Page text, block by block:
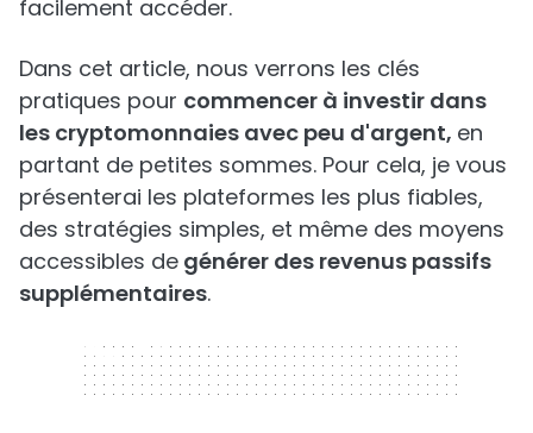
facilement accéder.
Dans cet article, nous verrons les clés
pratiques pour commencer à investir dans
les cryptomonnaies avec peu d'argent, en
partant de petites sommes. Pour cela, je vous
présenterai les plateformes les plus fiables,
des stratégies simples, et même des moyens
accessibles de générer des revenus passifs
supplémentaires.
320 x 50